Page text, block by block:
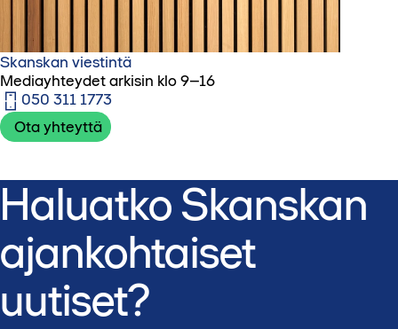
Skanskan viestintä
Mediayhteydet arkisin klo 9–16
050 311 1773‬
Ota yhteyttä
Haluatko Skanskan
ajankohtaiset
uutiset?